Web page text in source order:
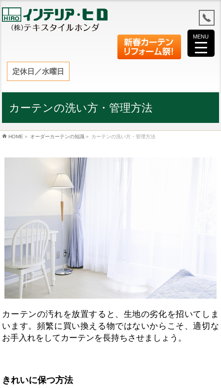
定休日／水曜日
カーテンの洗い方・管理方法
HOME » オーダーカーテンの知識 » カーテンの洗い方・管理方法
カーテンの汚れを放置すると、生地の劣化を招いてしま
います。頻繁に買い換える物ではないからこそ、適切な
お手入れをしてカーテンを長持ちさせましょう。
きれいに保つ方法
MENU